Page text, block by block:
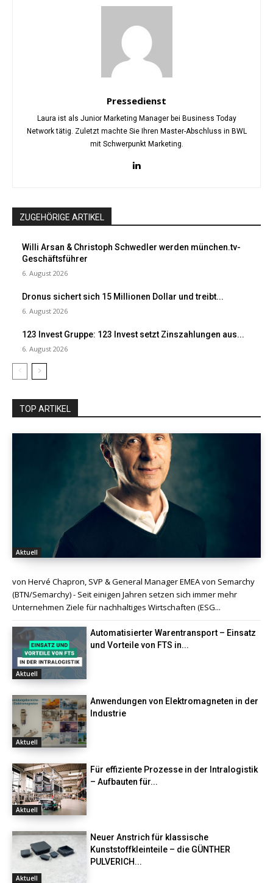
Pressedienst
Laura ist als Junior Marketing Manager bei Business Today
Network tätig. Zuletzt machte Sie Ihren Master-Abschluss in BWL
mit Schwerpunkt Marketing.
ZUGEHÖRIGE ARTIKEL
Willi Arsan & Christoph Schwedler werden münchen.tv-
Geschäftsführer
6. August 2026
Dronus sichert sich 15 Millionen Dollar und treibt...
6. August 2026
123 Invest Gruppe: 123 Invest setzt Zinszahlungen aus...
6. August 2026
TOP ARTIKEL
Aktuell
von Hervé Chapron, SVP & General Manager EMEA von Semarchy
(BTN/Semarchy) - Seit einigen Jahren setzen sich immer mehr
Unternehmen Ziele für nachhaltiges Wirtschaften (ESG...
Aktuell
Automatisierter Warentransport – Einsatz
und Vorteile von FTS in...
Aktuell
Anwendungen von Elektromagneten in der
Industrie
Aktuell
Für effiziente Prozesse in der Intralogistik
– Aufbauten für...
Aktuell
Neuer Anstrich für klassische
Kunststoffkleinteile – die GÜNTHER
PULVERICH...